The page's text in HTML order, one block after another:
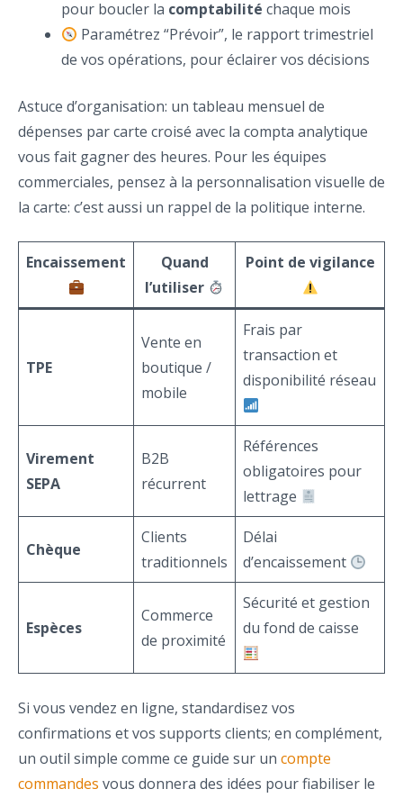
pour boucler la comptabilité chaque mois
Paramétrez “Prévoir”, le rapport trimestriel
de vos opérations, pour éclairer vos décisions
Astuce d’organisation: un tableau mensuel de
dépenses par carte croisé avec la compta analytique
vous fait gagner des heures. Pour les équipes
commerciales, pensez à la personnalisation visuelle de
la carte: c’est aussi un rappel de la politique interne.
Encaissement
Quand
l’utiliser
Point de vigilance
TPE
Vente en
boutique /
mobile
Frais par
transaction et
disponibilité réseau
Virement
SEPA
B2B
récurrent
Références
obligatoires pour
lettrage
Chèque
Clients
traditionnels
Délai
d’encaissement
Espèces
Commerce
de proximité
Sécurité et gestion
du fond de caisse
Si vous vendez en ligne, standardisez vos
confirmations et vos supports clients; en complément,
un outil simple comme ce guide sur un compte
commandes vous donnera des idées pour fiabiliser le